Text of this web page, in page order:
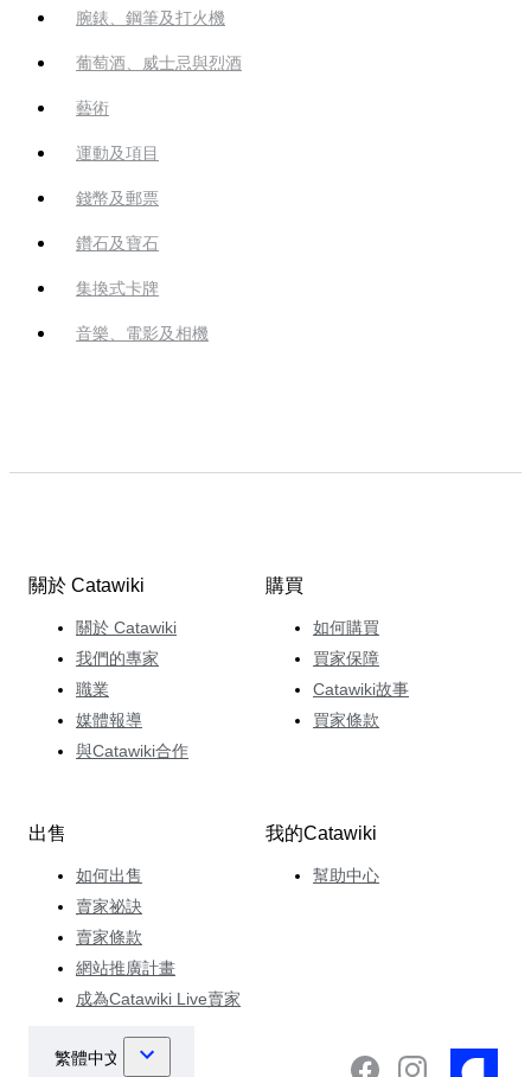
腕錶、鋼筆及打火機
葡萄酒、威士忌與烈酒
藝術
運動及項目
錢幣及郵票
鑽石及寶石
集換式卡牌
音樂、電影及相機
關於 Catawiki
關於 Catawiki
我們的專家
職業
媒體報導
與Catawiki合作
購買
如何購買
買家保障
Catawiki故事
買家條款
出售
如何出售
賣家祕訣
賣家條款
網站推廣計畫
成為Catawiki Live賣家
我的Catawiki
幫助中心